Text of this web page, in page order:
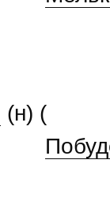
(н) (